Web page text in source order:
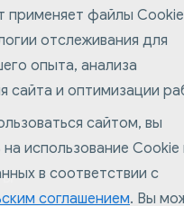
применяет файлы
отслеживания для
опыта, анализа
сайта и оптимизации
сайтом, вы
использование Cookie
в соответствии с
соглашением. Вы